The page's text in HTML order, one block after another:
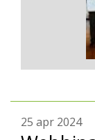
25 apr 2024